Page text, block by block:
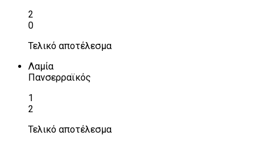
2
0
Τελικό αποτέλεσμα
Λαμία
Πανσερραϊκός
1
2
Τελικό αποτέλεσμα